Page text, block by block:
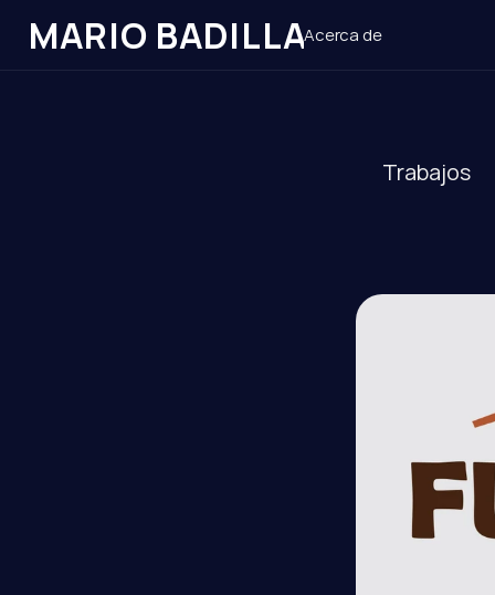
Trabajos
MARIO BADILLAAcerca de